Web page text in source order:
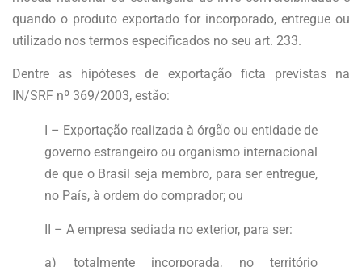
quando o produto exportado for incorporado, entregue ou
utilizado nos termos especificados no seu art. 233.
Dentre as hipóteses de exportação ficta previstas na
IN/SRF nº 369/2003, estão:
I – Exportação realizada à órgão ou entidade de
governo estrangeiro ou organismo internacional
de que o Brasil seja membro, para ser entregue,
no País, à ordem do comprador; ou
II – A empresa sediada no exterior, para ser:
a) totalmente incorporada, no território